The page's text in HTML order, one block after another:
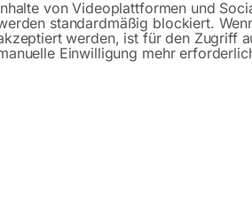
von Videoplattformen und
standardmäßig blockiert.
werden, ist für den Zugriff
Einwilligung mehr